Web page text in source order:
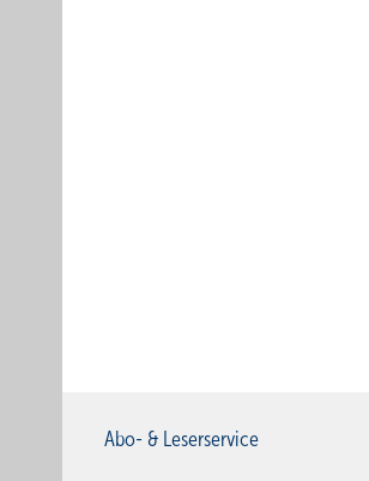
Abo- & Leserservice